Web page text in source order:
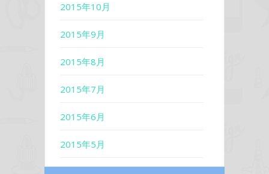
2015年10月
2015年9月
2015年8月
2015年7月
2015年6月
2015年5月